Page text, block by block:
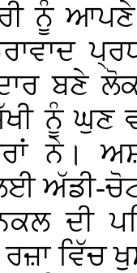
ਨੂੰ
ਬਣੇ
ਨੂੰ ਘੁਣ
ਨੇ।
ਅੱਡੀ-
ਦੀ
ਵਿੱਚ